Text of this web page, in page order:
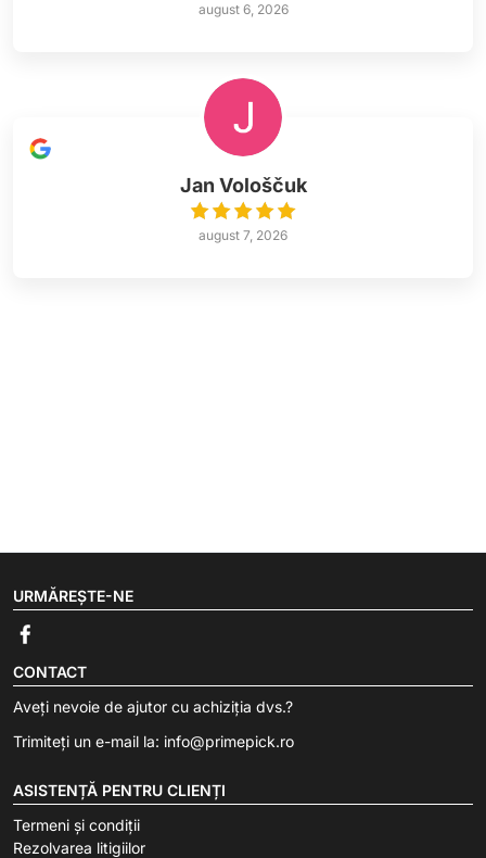
august 6, 2026
Jan Vološčuk
august 7, 2026
URMĂREȘTE-NE
CONTACT
Aveți nevoie de ajutor cu achiziția dvs.?
Trimiteți un e-mail la: info@primepick.ro
ASISTENȚĂ PENTRU CLIENȚI
Termeni și condiții
Rezolvarea litigiilor